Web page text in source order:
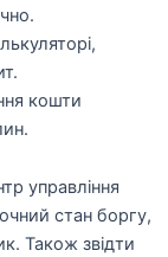
кошти
управління
стан боргу,
Також звідти